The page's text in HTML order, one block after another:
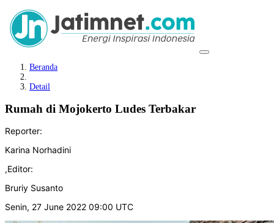
Beranda
Detail
Rumah di Mojokerto Ludes Terbakar
Reporter:
Karina Norhadini
,Editor:
Bruriy Susanto
Senin, 27 June 2022 09:00 UTC